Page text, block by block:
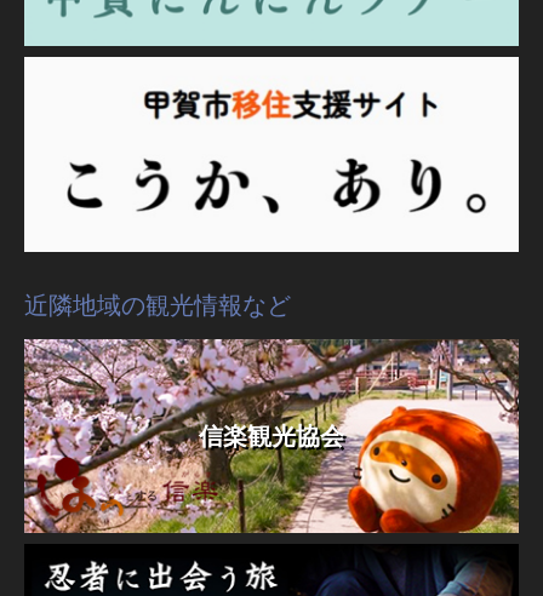
近隣地域の観光情報など
信楽観光協会